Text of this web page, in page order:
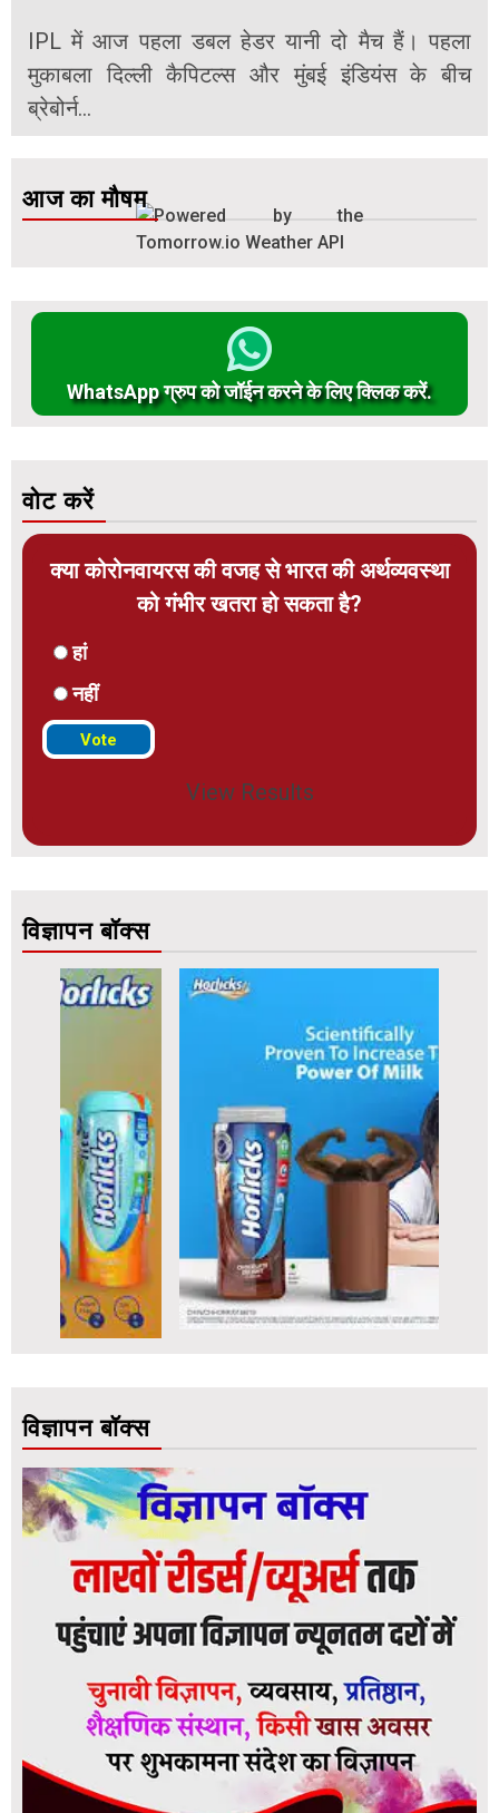
IPL में आज पहला डबल हेडर यानी दो मैच हैं। पहला
मुकाबला दिल्ली कैपिटल्स और मुंबई इंडियंस के बीच
ब्रेबोर्न...
आज का मौषम
WhatsApp ग्रुप को जॉईन करने के लिए क्लिक करें.
वोट करें
क्या कोरोनवायरस की वजह से भारत की अर्थव्यवस्था
को गंभीर खतरा हो सकता है?
हां
नहीं
View Results
विज्ञापन बॉक्स
विज्ञापन बॉक्स